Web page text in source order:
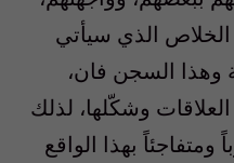
الخلاص الذي سيأتي
وهذا السجن فان،
وشكّلها، لذلك
بهذا الواقع